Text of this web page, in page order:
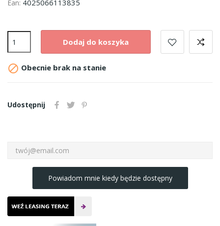
Ean: 4025066113835
Dodaj do koszyka
 Obecnie brak na stanie
Udostępnij
Powiadom mnie kiedy będzie dostępny